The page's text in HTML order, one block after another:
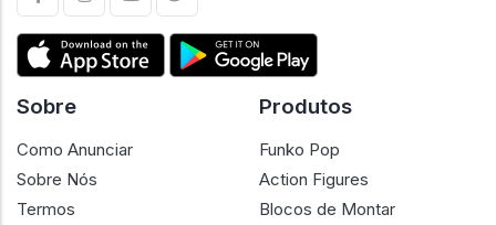
Sobre
Como Anunciar
Sobre Nós
Termos
Produtos
Funko Pop
Action Figures
Blocos de Montar